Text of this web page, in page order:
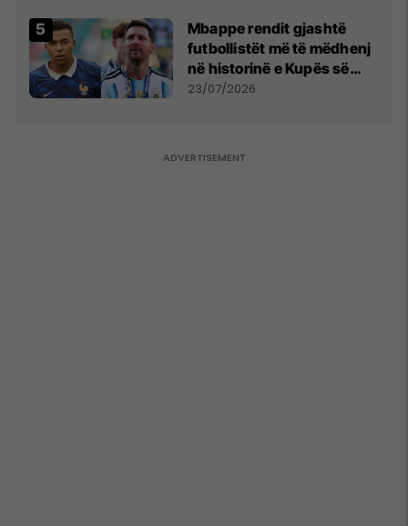
Mbappe rendit gjashtë
futbollistët më të mëdhenj
në historinë e Kupës së
Botës, Messi mbetet i dyti
23/07/2026